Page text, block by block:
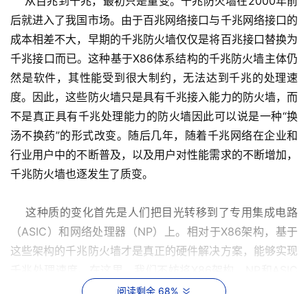
后就进入了我国市场。由于百兆网络接口与千兆网络接口的
成本相差不大，早期的千兆防火墙仅仅是将百兆接口替换为
千兆接口而已。这种基于X86体系结构的千兆防火墙主体仍
然是软件，其性能受到很大制约，无法达到千兆的处理速
度。因此，这些防火墙只是具有千兆接入能力的防火墙，而
不是真正具有千兆处理能力的防火墙因此可以说是一种“换
汤不换药”的形式改变。随后几年，随着千兆网络在企业和
行业用户中的不断普及，以及用户对性能需求的不断增加，
千兆防火墙也逐发生了质变。
这种质的变化首先是人们把目光转移到了专用集成电路
（ASIC）和网络处理器（NP）上。相对于X86架构，基于
这些架构的千兆防火墙才是真正的硬件解决方案，能够实现
放在一起进行技术比较，看看不同技术的优缺点。
阅读剩余 68%